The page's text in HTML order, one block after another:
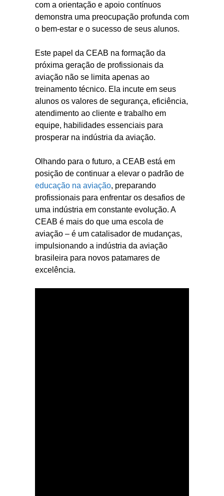
com a orientação e apoio contínuos
demonstra uma preocupação profunda com
o bem-estar e o sucesso de seus alunos.
Este papel da CEAB na formação da
próxima geração de profissionais da
aviação não se limita apenas ao
treinamento técnico. Ela incute em seus
alunos os valores de segurança, eficiência,
atendimento ao cliente e trabalho em
equipe, habilidades essenciais para
prosperar na indústria da aviação.
Olhando para o futuro, a CEAB está em
posição de continuar a elevar o padrão de
educação na aviação, preparando
profissionais para enfrentar os desafios de
uma indústria em constante evolução. A
CEAB é mais do que uma escola de
aviação – é um catalisador de mudanças,
impulsionando a indústria da aviação
brasileira para novos patamares de
excelência.